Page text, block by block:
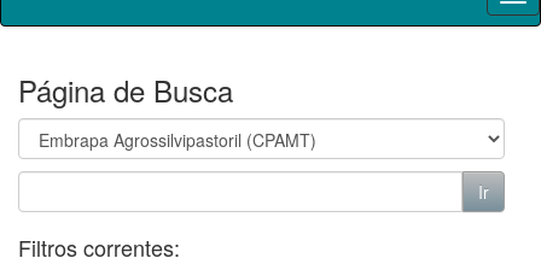
Página de Busca
Filtros correntes: